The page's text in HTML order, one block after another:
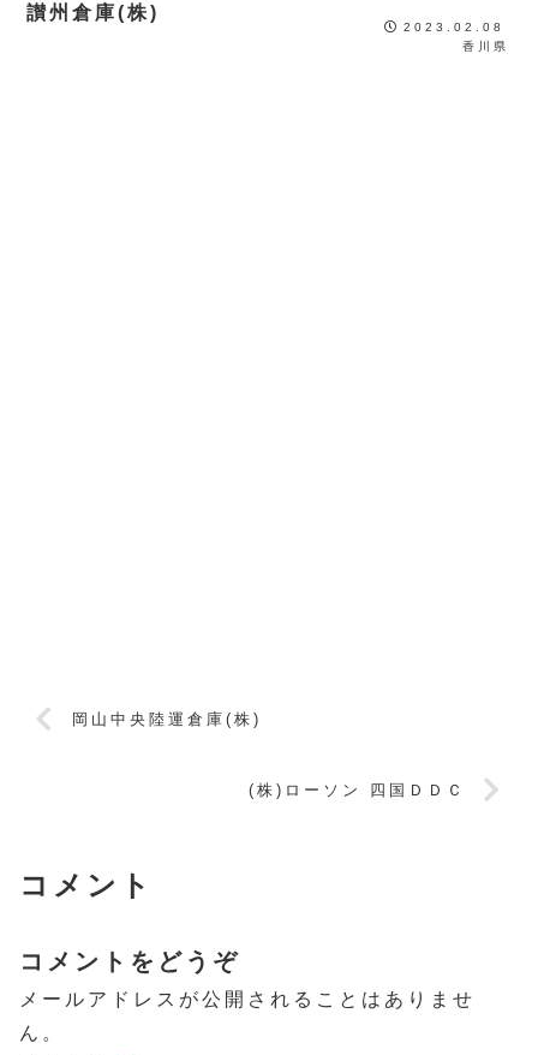
讃州倉庫(株)
2023.02.08
香川県
岡山中央陸運倉庫(株)
(株)ローソン 四国ＤＤＣ
コメント
コメントをどうぞ
メールアドレスが公開されることはありませ
ん。